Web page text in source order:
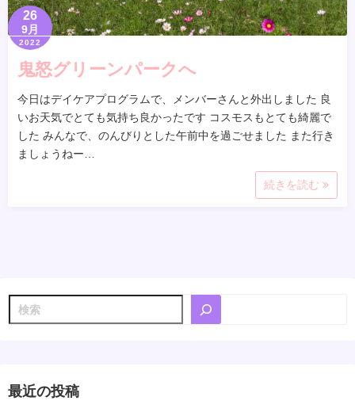
26
9月
2022
鬼怒グリーンパークへ
今日はデイケアプログラムで、メンバーさんと外出しました 良
いお天気でとても気持ち良かったです コスモスもとても綺麗で
した みんなで、のんびりとした午前中を過ごせました また行き
ましょうねー…
続きを読む
検
索
最近の投稿